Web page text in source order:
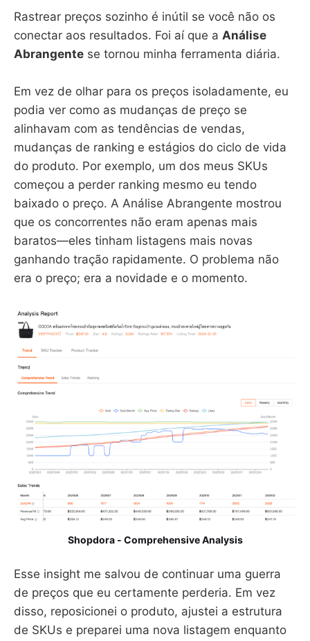
Rastrear preços sozinho é inútil se você não os
conectar aos resultados. Foi aí que a Análise
Abrangente se tornou minha ferramenta diária.
Em vez de olhar para os preços isoladamente, eu
podia ver como as mudanças de preço se
alinhavam com as tendências de vendas,
mudanças de ranking e estágios do ciclo de vida
do produto. Por exemplo, um dos meus SKUs
começou a perder ranking mesmo eu tendo
baixado o preço. A Análise Abrangente mostrou
que os concorrentes não eram apenas mais
baratos—eles tinham listagens mais novas
ganhando tração rapidamente. O problema não
era o preço; era a novidade e o momento.
Shopdora - Comprehensive Analysis
Esse insight me salvou de continuar uma guerra
de preços que eu certamente perderia. Em vez
disso, reposicionei o produto, ajustei a estrutura
de SKUs e preparei uma nova listagem enquanto